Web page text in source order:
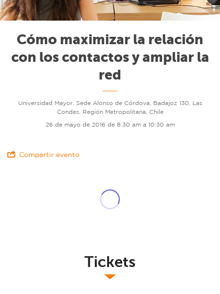
Cómo maximizar la relación
con los contactos y ampliar la
red
Universidad Mayor, Sede Alonso de Córdova, Badajoz 130, Las
Condes, Región Metropolitana, Chile
26 de mayo de 2016 de 8:30 am a 10:30 am
Compartir evento
Tickets